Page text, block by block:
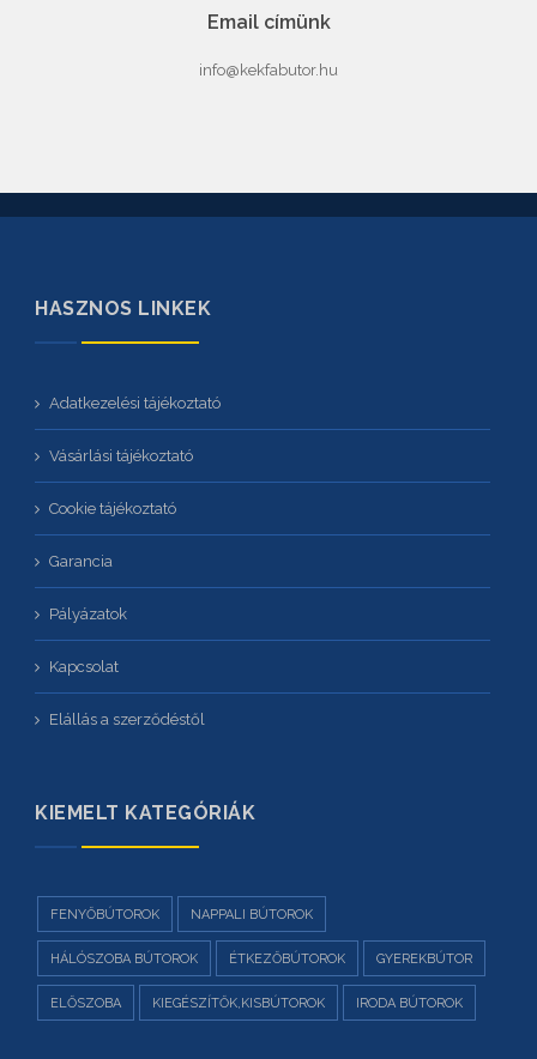
Email címünk
info@kekfabutor.hu
HASZNOS LINKEK
Adatkezelési tájékoztató
Vásárlási tájékoztató
Cookie tájékoztató
Garancia
Pályázatok
Kapcsolat
Elállás a szerződéstől
KIEMELT KATEGÓRIÁK
FENYŐBÚTOROK NAPPALI BÚTOROK
HÁLÓSZOBA BÚTOROK ÉTKEZŐBÚTOROK GYEREKBÚTOR
ELŐSZOBA KIEGÉSZÍTŐK,KISBÚTOROK IRODA BÚTOROK